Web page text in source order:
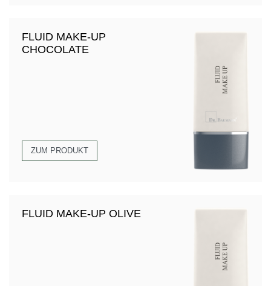
FLUID MAKE-UP
CHOCOLATE
ZUM PRODUKT
FLUID MAKE-UP OLIVE